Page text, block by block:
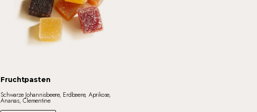
Fruchtpasten
Schwarze Johannisbeere, Erdbeere, Aprikose,
Ananas, Clementine